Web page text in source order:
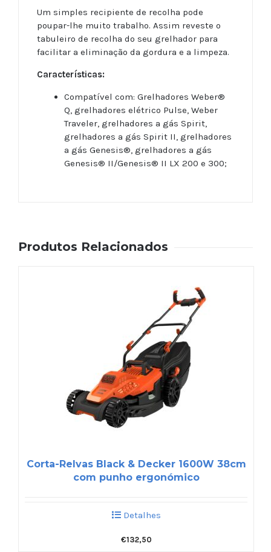
Um simples recipiente de recolha pode
poupar-lhe muito trabalho. Assim reveste o
tabuleiro de recolha do seu grelhador para
facilitar a eliminação da gordura e a limpeza.
Características:
Compatível com: Grelhadores Weber®
Q, grelhadores elétrico Pulse, Weber
Traveler, grelhadores a gás Spirit,
grelhadores a gás Spirit II, grelhadores
a gás Genesis®, grelhadores a gás
Genesis® II/Genesis® II LX 200 e 300;
Produtos Relacionados
Corta-Relvas Black & Decker 1600W 38cm
com punho ergonómico
Detalhes
€132,50